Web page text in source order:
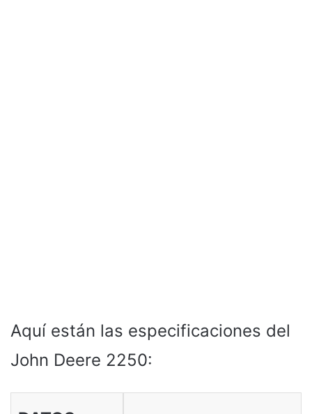
Aquí están las especificaciones del
John Deere 2250: